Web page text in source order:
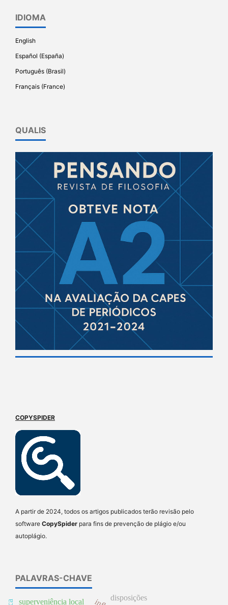
IDIOMA
English
Español (España)
Português (Brasil)
Français (France)
QUALIS
COPYSPIDER
A partir de 2024, todos os artigos publicados terão revisão pelo
software CopySpider para fins de prevenção de plágio e/ou
autoplágio.
PALAVRAS-CHAVE
superveniência local disposições